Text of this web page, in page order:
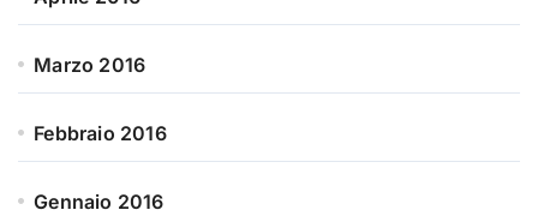
Marzo 2016
Febbraio 2016
Gennaio 2016